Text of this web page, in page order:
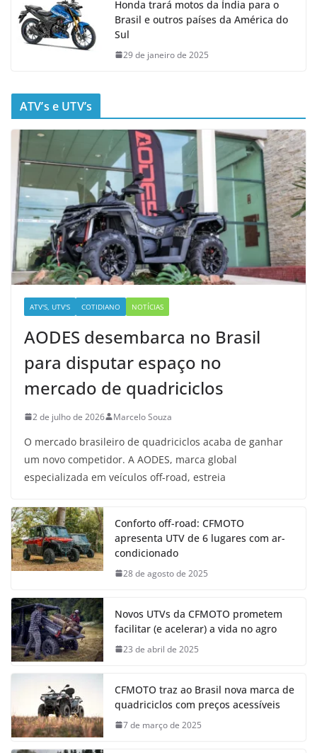
Honda trará motos da Índia para o
Brasil e outros países da América do
Sul
29 de janeiro de 2025
ATV’s e UTV’s
ATV'S, UTV'S COTIDIANO NOTÍCIAS
AODES desembarca no Brasil
para disputar espaço no
mercado de quadriciclos
2 de julho de 2026 Marcelo Souza
O mercado brasileiro de quadriciclos acaba de ganhar
um novo competidor. A AODES, marca global
especializada em veículos off-road, estreia
Conforto off-road: CFMOTO
apresenta UTV de 6 lugares com ar-
condicionado
28 de agosto de 2025
Novos UTVs da CFMOTO prometem
facilitar (e acelerar) a vida no agro
23 de abril de 2025
CFMOTO traz ao Brasil nova marca de
quadriciclos com preços acessíveis
7 de março de 2025